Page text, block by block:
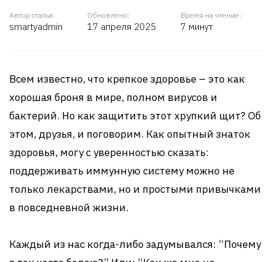
Автор статьи:
smartyadmin
Обновлено:
17 апреля 2025
Время на чтение:
7 минут
Всем известно, что крепкое здоровье – это как
хорошая броня в мире, полном вирусов и
бактерий. Но как защитить этот хрупкий щит? Об
этом, друзья, и поговорим. Как опытный знаток
здоровья, могу с уверенностью сказать:
поддерживать иммунную систему можно не
только лекарствами, но и простыми привычками
в повседневной жизни.
Каждый из нас когда-либо задумывался: “Почему